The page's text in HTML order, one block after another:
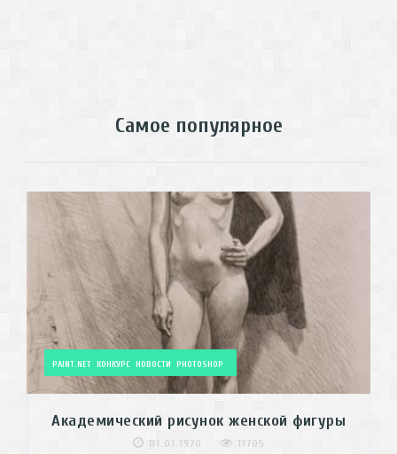
Самое популярное
PAINT.NET КОНКУРС НОВОСТИ PHOTOSHOP
Академический рисунок женской фигуры
01.01.1970 11705